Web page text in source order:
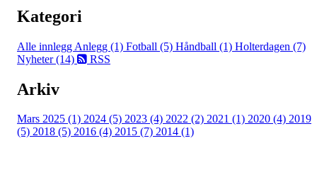
Kategori
Alle innlegg Anlegg (1) Fotball (5) Håndball (1) Holterdagen (7)
Nyheter (14)
RSS
Arkiv
Mars 2025 (1) 2024 (5) 2023 (4) 2022 (2) 2021 (1) 2020 (4) 2019
(5) 2018 (5) 2016 (4) 2015 (7) 2014 (1)